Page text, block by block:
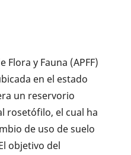
Flora y Fauna (APFF)
en el estado
un reservorio
rosetófilo, el cual ha
de uso de suelo
objetivo del